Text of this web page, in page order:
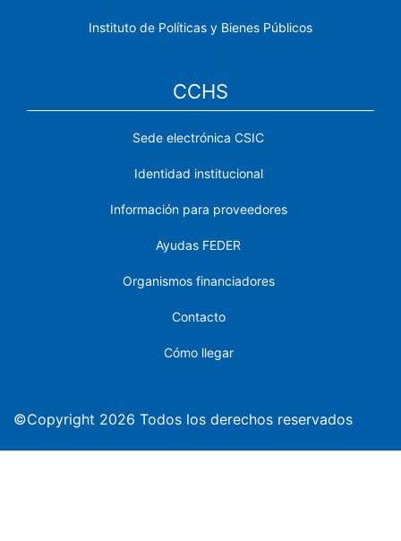
Instituto de Políticas y Bienes Públicos
CCHS
Sede electrónica CSIC
Identidad institucional
Información para proveedores
Ayudas FEDER
Organismos financiadores
Contacto
Cómo llegar
©Copyright 2026 Todos los derechos reservados